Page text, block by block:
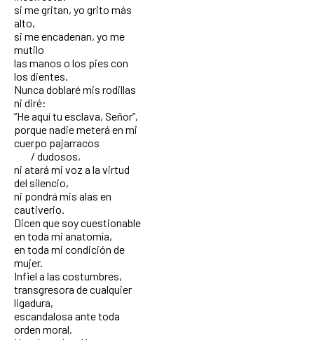
si me gritan, yo grito más
alto,
si me encadenan, yo me
mutilo
las manos o los pies con
los dientes.
Nunca doblaré mis rodillas
ni diré:
“He aquí tu esclava, Señor”,
porque nadie meterá en mi
cuerpo pajarracos
/ dudosos,
ni atará mi voz a la virtud
del silencio,
ni pondrá mis alas en
cautiverio.
Dicen que soy cuestionable
en toda mi anatomía,
en toda mi condición de
mujer.
Infiel a las costumbres,
transgresora de cualquier
ligadura,
escandalosa ante toda
orden moral.